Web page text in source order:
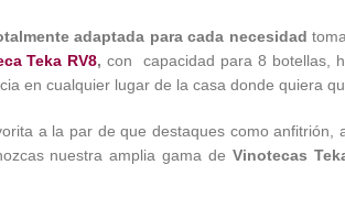
adaptada para cada necesidad
Teka RV8, con capacidad para 8 botellas,
en cualquier lugar de la casa donde quiera
a la par de que destaques como
nuestra amplia gama de Vinotecas